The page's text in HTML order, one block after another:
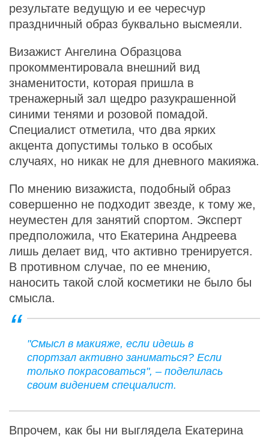
результате ведущую и ее чересчур
праздничный образ буквально высмеяли.
Визажист Ангелина Образцова
прокомментировала внешний вид
знаменитости, которая пришла в
тренажерный зал щедро разукрашенной
синими тенями и розовой помадой.
Специалист отметила, что два ярких
акцента допустимы только в особых
случаях, но никак не для дневного макияжа.
По мнению визажиста, подобный образ
совершенно не подходит звезде, к тому же,
неуместен для занятий спортом. Эксперт
предположила, что Екатерина Андреева
лишь делает вид, что активно тренируется.
В противном случае, по ее мнению,
наносить такой слой косметики не было бы
смысла.
"Смысл в макияже, если идешь в
спортзал активно заниматься? Если
только покрасоваться", – поделилась
своим видением специалист.
Впрочем, как бы ни выглядела Екатерина